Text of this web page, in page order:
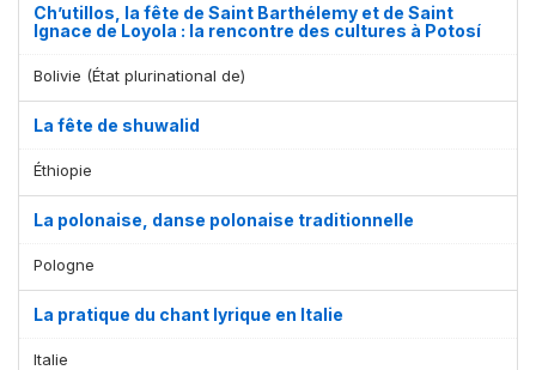
Ch’utillos, la fête de Saint Barthélemy et de Saint
Ignace de Loyola : la rencontre des cultures à Potosí
Bolivie (État plurinational de)
La fête de shuwalid
Éthiopie
La polonaise, danse polonaise traditionnelle
Pologne
La pratique du chant lyrique en Italie
Italie